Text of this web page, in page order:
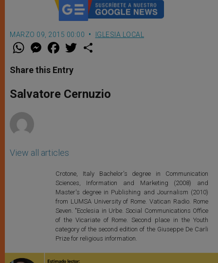
MARZO 09, 2015 00:00 IGLESIA LOCAL
W
t
s
p
p
M
e
s
e
g
e
F
a
e
b
o
k
w
r
Share this Entry
Salvatore Cernuzio
View all articles
Crotone, Italy Bachelor's degree in Communication
Sciences, Information and Marketing (2008) and
Master's degree in Publishing and Journalism (2010)
from LUMSA University of Rome. Vatican Radio. Rome
Seven. "Ecclesia in Urbe. Social Communications Office
of the Vicariate of Rome. Second place in the Youth
category of the second edition of the Giuseppe De Carli
Prize for religious information.